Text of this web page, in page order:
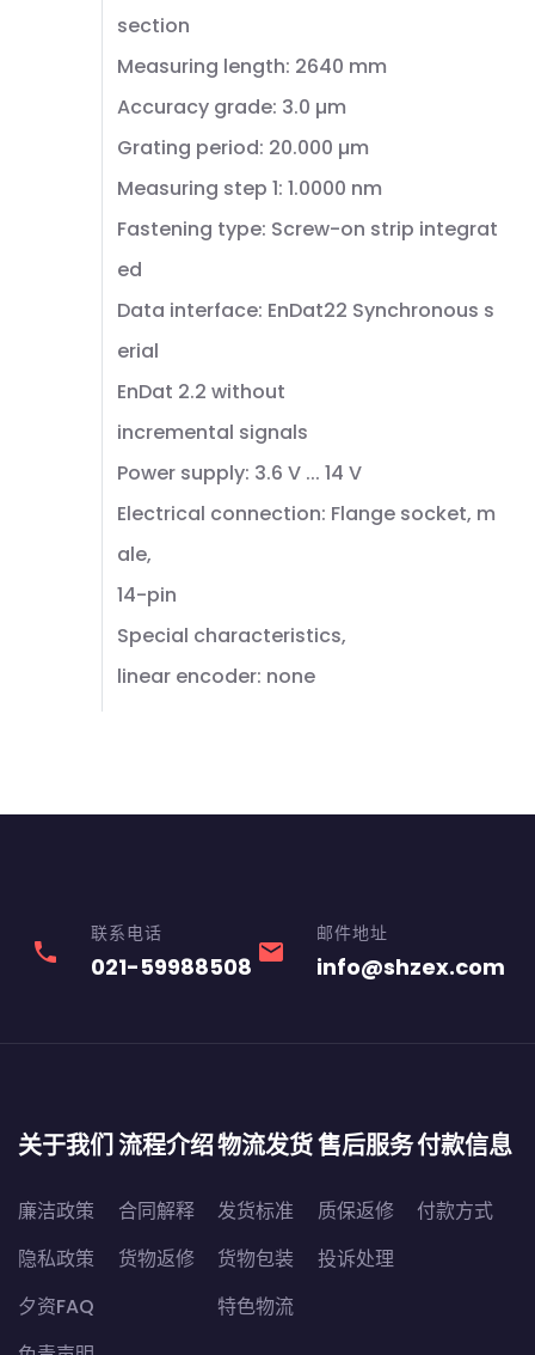
section
Measuring length: 2640 mm
Accuracy grade: 3.0 µm
Grating period: 20.000 µm
Measuring step 1: 1.0000 nm
Fastening type: Screw-on strip integrat
ed
Data interface: EnDat22 Synchronous s
erial
EnDat 2.2 without
incremental signals
Power supply: 3.6 V ... 14 V
Electrical connection: Flange socket, m
ale,
14-pin
Special characteristics,
linear encoder: none
phone
联系电话
021-59988508 email
邮件地址
info@shzex.com
关于我们
廉洁政策
隐私政策
夕资FAQ
流程介绍
合同解释
货物返修
物流发货
发货标准
货物包装
特色物流
售后服务
质保返修
投诉处理
付款信息
付款方式